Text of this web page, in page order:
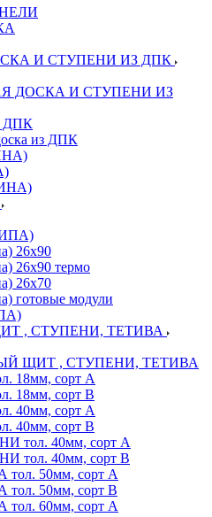
И СТУПЕНИ ИЗ ДПК
ДОСКА И СТУПЕНИ ИЗ
ДПК
из ДПК
26х90
26х90 термо
26х70
готовые модули
, СТУПЕНИ, ТЕТИВА
ЩИТ , СТУПЕНИ, ТЕТИВА
18мм, сорт А
18мм, сорт В
40мм, сорт А
40мм, сорт В
тол. 40мм, сорт А
тол. 40мм, сорт В
50мм, сорт А
50мм, сорт В
60мм, сорт А